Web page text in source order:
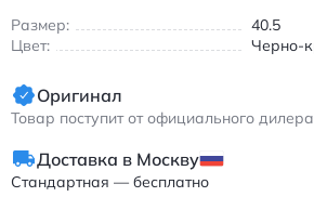
любой поверхностью.
амортизацией и износостойкими
Размер:
40.5
Цвет:
Черно-
Оригинал
Товар поступит от официального дилера
Доставка в Москву
Стандартная — бесплатно